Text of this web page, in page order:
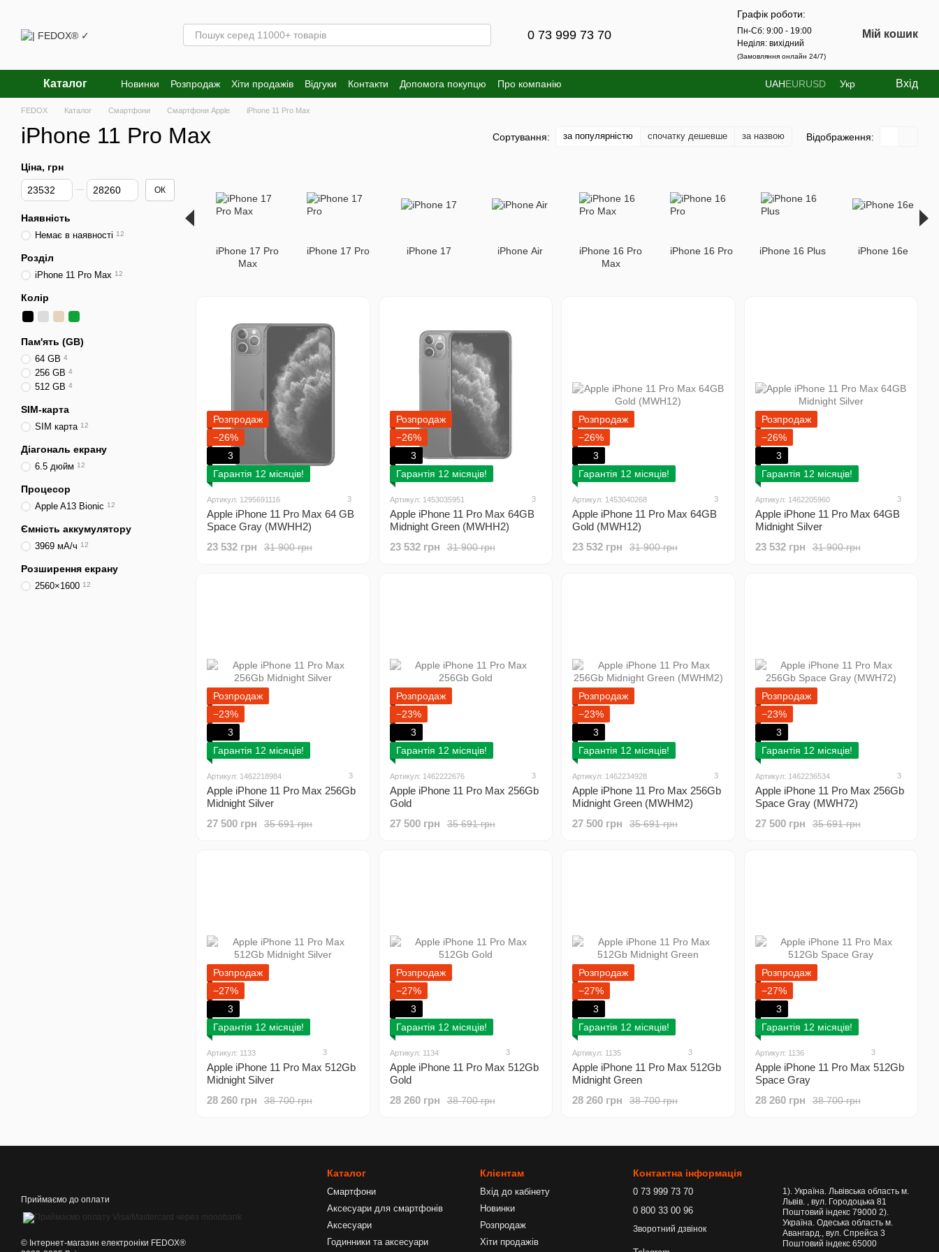
0 73 999 73 70
Графік роботи:
Пн-Сб: 9:00 - 19:00
Неділя: вихідний
(Замовляння онлайн 24/7)
Мій кошик
Каталог Новинки Розпродаж Хіти продажів Відгуки Контакти Допомога покупцю Про компанію UAHEURUSD Укр Вхід
FEDOX Каталог Смартфони Смартфони Apple iPhone 11 Pro Max
iPhone 11 Pro Max Сортування: за популярністю спочатку дешевше за назвою Відображення:
iPhone 17 Pro
Max
iPhone 17 Pro iPhone 17 iPhone Air
iPhone 16 Pro
Max
iPhone 16 Pro iPhone 16 Plus iPhone 16e
Розпродаж
−26%
3
Гарантія 12 місяців!
Артикул: 1295691116 3
Apple iPhone 11 Pro Max 64 GB
Space Gray (MWHH2)
31 900 грн
23 532 грн
Розпродаж
−26%
3
Гарантія 12 місяців!
Артикул: 1453035951 3
Apple iPhone 11 Pro Max 64GB
Midnight Green (MWHH2)
31 900 грн
23 532 грн
Розпродаж
−26%
3
Гарантія 12 місяців!
Артикул: 1453040268 3
Apple iPhone 11 Pro Max 64GB
Gold (MWH12)
31 900 грн
23 532 грн
Розпродаж
−26%
3
Гарантія 12 місяців!
Артикул: 1462205960 3
Apple iPhone 11 Pro Max 64GB
Midnight Silver
31 900 грн
23 532 грн
Розпродаж
−23%
3
Гарантія 12 місяців!
Артикул: 1462218984 3
Apple iPhone 11 Pro Max 256Gb
Midnight Silver
35 691 грн
27 500 грн
Розпродаж
−23%
3
Гарантія 12 місяців!
Артикул: 1462222676 3
Apple iPhone 11 Pro Max 256Gb
Gold
35 691 грн
27 500 грн
Розпродаж
−23%
3
Гарантія 12 місяців!
Артикул: 1462234928 3
Apple iPhone 11 Pro Max 256Gb
Midnight Green (MWHM2)
35 691 грн
27 500 грн
Розпродаж
−23%
3
Гарантія 12 місяців!
Артикул: 1462236534 3
Apple iPhone 11 Pro Max 256Gb
Space Gray (MWH72)
35 691 грн
27 500 грн
Розпродаж
−27%
3
Гарантія 12 місяців!
Артикул: 1133 3
Apple iPhone 11 Pro Max 512Gb
Midnight Silver
38 700 грн
28 260 грн
Розпродаж
−27%
3
Гарантія 12 місяців!
Артикул: 1134 3
Apple iPhone 11 Pro Max 512Gb
Gold
38 700 грн
28 260 грн
Розпродаж
−27%
3
Гарантія 12 місяців!
Артикул: 1135 3
Apple iPhone 11 Pro Max 512Gb
Midnight Green
38 700 грн
28 260 грн
Розпродаж
−27%
3
Гарантія 12 місяців!
Артикул: 1136 3
Apple iPhone 11 Pro Max 512Gb
Space Gray
38 700 грн
28 260 грн
Ціна, грн
Від Ціна, грн
До Ціна, грн ОК
Наявність
Немає в наявності 12
Розділ
iPhone 11 Pro Max 12
Колір
Пам'ять (GB)
64 GB 4
256 GB 4
512 GB 4
SIM-карта
SIM карта 12
Діагональ екрану
6.5 дюйм 12
Процесор
Apple A13 Bionic 12
Ємність аккумулятору
3969 мА/ч 12
Розширення екрану
2560×1600 12
Приймаємо до оплати
©️ Інтернет-магазин електроніки FEDOX®
Каталог
Смартфони
Аксесуари для смартфонів
Аксесуари
Годинники та аксесуари
Клієнтам
Вхід до кабінету
Новинки
Розпродаж
Хіти продажів
Контактна інформація
0 73 999 73 70
0 800 33 00 96
Зворотний дзвінок
1). Україна. Львівська область м.
Львів. , вул. Городоцька 81
Поштовий індекс 79000 2).
Україна. Одеська область м.
Авангард., вул. Спрейса 3
Поштовий індекс 65000